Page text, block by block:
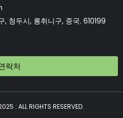
청두시, 롱취니구, 중국. 610199
락처
: ALL RIGHTS RESERVED.